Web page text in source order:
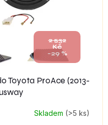
2 532
Kč
–29 %
Toyota ProAce (2013-
Skladem (>5 ks)